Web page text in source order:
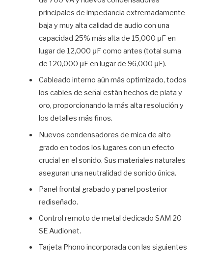
principales de impedancia extremadamente
baja y muy alta calidad de audio con una
capacidad 25% más alta de 15,000 μF en
lugar de 12,000 μF como antes (total suma
de 120,000 μF en lugar de 96,000 μF).
Cableado interno aún más optimizado, todos
los cables de señal están hechos de plata y
oro, proporcionando la más alta resolución y
los detalles más finos.
Nuevos condensadores de mica de alto
grado en todos los lugares con un efecto
crucial en el sonido. Sus materiales naturales
aseguran una neutralidad de sonido única.
Panel frontal grabado y panel posterior
rediseñado.
Control remoto de metal dedicado SAM 20
SE Audionet.
Tarjeta Phono incorporada con las siguientes